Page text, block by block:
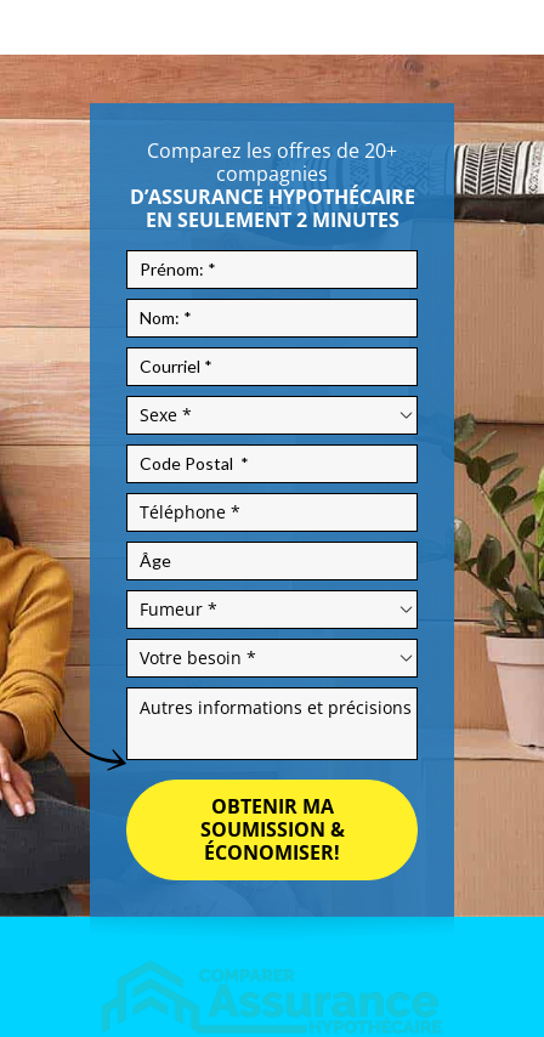
Comparez les offres de 20+
compagnies
D’ASSURANCE HYPOTHÉCAIRE
EN SEULEMENT 2 MINUTES